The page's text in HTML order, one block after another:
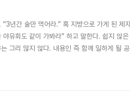
년간 술만 먹어라.” 혹 지방으로 가게 된 제
유회도 같이 가봐라” 하고 말한다. 쉽지 않
그리 많지 않다. 내용인 즉 함께 일하게 될